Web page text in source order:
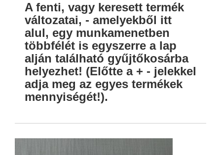
A fenti, vagy keresett termék
változatai, - amelyekből itt
alul, egy munkamenetben
többfélét is egyszerre a lap
alján található gyűjtőkosárba
helyezhet! (Előtte a + - jelekkel
adja meg az egyes termékek
mennyiségét!).